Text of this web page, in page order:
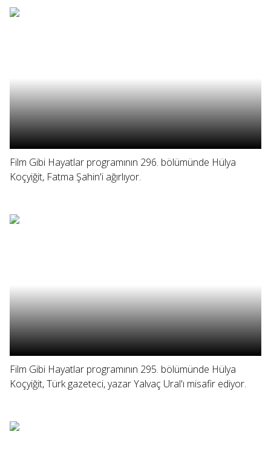
Film Gibi Hayatlar programının 296. bölümünde Hülya
Koçyiğit, Fatma Şahin'i ağırlıyor.
Film Gibi Hayatlar programının 295. bölümünde Hülya
Koçyiğit, Türk gazeteci, yazar Yalvaç Ural'ı misafir ediyor.